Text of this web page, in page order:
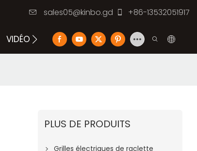
sales05@kinbo.gd +86-13532051917
VIDÉO BLOG NOUS CONTACTER
PLUS DE PRODUITS
Grilles électriques de raclette